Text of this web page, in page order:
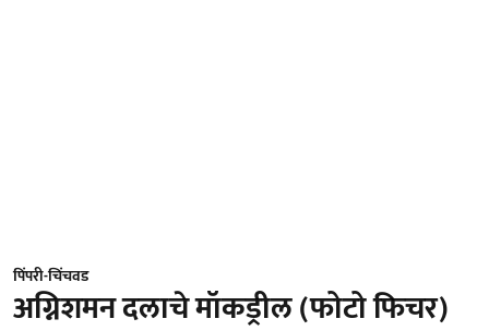
पिंपरी-चिंचवड
अग्निशमन दलाचे मॉकड्रील (फोटो फिचर)